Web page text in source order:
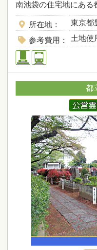
南池袋の住宅地にある
所在地 東京都
参考費用 土地使
都